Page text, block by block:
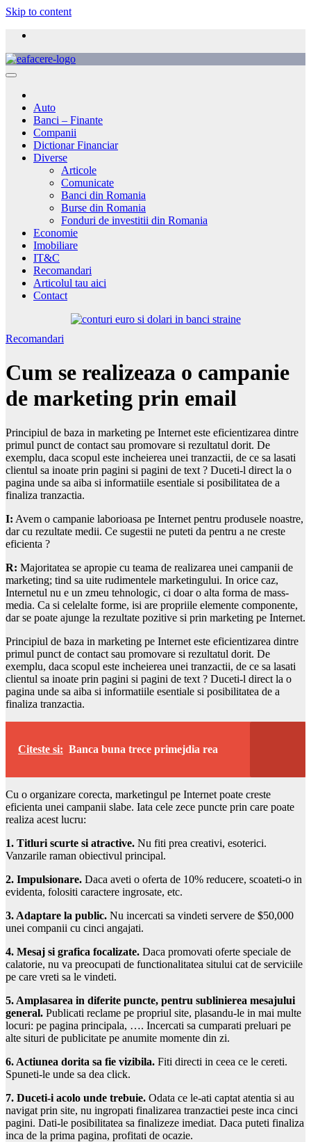
Skip to content
Auto
Banci – Finante
Companii
Dictionar Financiar
Diverse
Articole
Comunicate
Banci din Romania
Burse din Romania
Fonduri de investitii din Romania
Economie
Imobiliare
IT&C
Recomandari
Articolul tau aici
Contact
Recomandari
Cum se realizeaza o campanie
de marketing prin email
Principiul de baza in marketing pe Internet este eficientizarea dintre
primul punct de contact sau promovare si rezultatul dorit. De
exemplu, daca scopul este incheierea unei tranzactii, de ce sa lasati
clientul sa inoate prin pagini si pagini de text ? Duceti-l direct la o
pagina unde sa aiba si informatiile esentiale si posibilitatea de a
finaliza tranzactia.
I: Avem o campanie laborioasa pe Internet pentru produsele noastre,
dar cu rezultate medii. Ce sugestii ne puteti da pentru a ne creste
eficienta ?
R: Majoritatea se apropie cu teama de realizarea unei campanii de
marketing; tind sa uite rudimentele marketingului. In orice caz,
Internetul nu e un zmeu tehnologic, ci doar o alta forma de mass-
media. Ca si celelalte forme, isi are propriile elemente componente,
dar se poate ajunge la rezultate pozitive si prin marketing pe Internet.
Principiul de baza in marketing pe Internet este eficientizarea dintre
primul punct de contact sau promovare si rezultatul dorit. De
exemplu, daca scopul este incheierea unei tranzactii, de ce sa lasati
clientul sa inoate prin pagini si pagini de text ? Duceti-l direct la o
pagina unde sa aiba si informatiile esentiale si posibilitatea de a
finaliza tranzactia.
Citeste si: Banca buna trece primejdia rea
Cu o organizare corecta, marketingul pe Internet poate creste
eficienta unei campanii slabe. Iata cele zece puncte prin care poate
realiza acest lucru:
1. Titluri scurte si atractive. Nu fiti prea creativi, esoterici.
Vanzarile raman obiectivul principal.
2. Impulsionare. Daca aveti o oferta de 10% reducere, scoateti-o in
evidenta, folositi caractere ingrosate, etc.
3. Adaptare la public. Nu incercati sa vindeti servere de $50,000
unei companii cu cinci angajati.
4. Mesaj si grafica focalizate. Daca promovati oferte speciale de
calatorie, nu va preocupati de functionalitatea sitului cat de serviciile
pe care vreti sa le vindeti.
5. Amplasarea in diferite puncte, pentru sublinierea mesajului
general. Publicati reclame pe propriul site, plasandu-le in mai multe
locuri: pe pagina principala, …. Incercati sa cumparati preluari pe
alte situri de publicitate pe anumite momente din zi.
6. Actiunea dorita sa fie vizibila. Fiti directi in ceea ce le cereti.
Spuneti-le unde sa dea click.
7. Duceti-i acolo unde trebuie. Odata ce le-ati captat atentia si au
navigat prin site, nu ingropati finalizarea tranzactiei peste inca cinci
pagini. Dati-le posibilitatea sa finalizeze imediat. Daca puteti finaliza
inca de la prima pagina, profitati de ocazie.